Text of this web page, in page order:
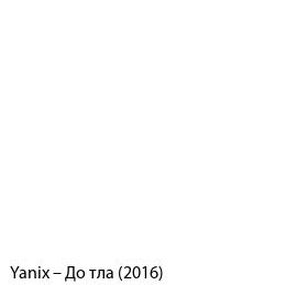
Yanix – До тла (2016)